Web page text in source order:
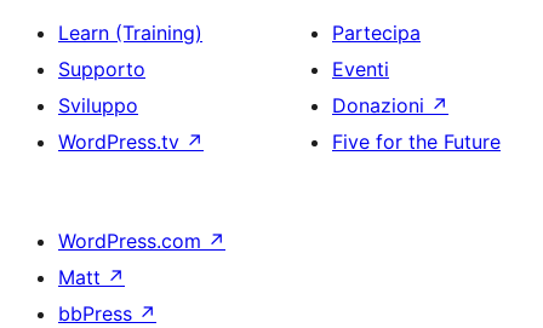
Learn (Training)
Supporto
Sviluppo
WordPress.tv ↗
Partecipa
Eventi
Donazioni ↗
Five for the Future
WordPress.com ↗
Matt ↗
bbPress ↗